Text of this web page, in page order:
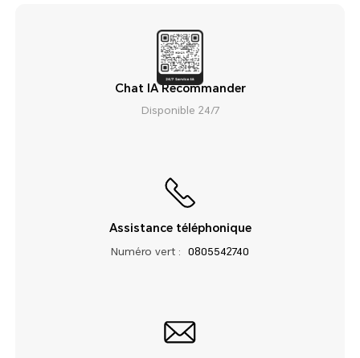
Chat IA Recommander
Disponible 24/7
Assistance téléphonique
Numéro vert : 0805542740